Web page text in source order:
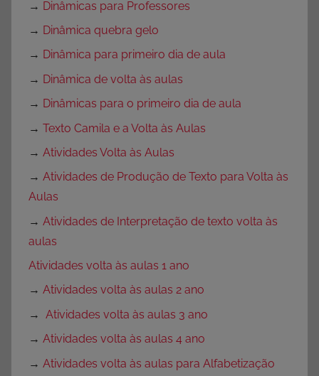
→ Dinâmicas para Professores
→ Dinâmica quebra gelo
→ Dinâmica para primeiro dia de aula
→ Dinâmica de volta às aulas
→ Dinâmicas para o primeiro dia de aula
→ Texto Camila e a Volta às Aulas
→ Atividades Volta às Aulas
→ Atividades de Produção de Texto para Volta às
Aulas
→ Atividades de Interpretação de texto volta às
aulas
Atividades volta às aulas 1 ano
→ Atividades volta às aulas 2 ano
→ Atividades volta às aulas 3 ano
→ Atividades volta às aulas 4 ano
→ Atividades volta às aulas para Alfabetização